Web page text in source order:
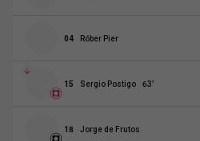
04 Róber Pier
15 Sergio Postigo 63’
18 Jorge de Frutos